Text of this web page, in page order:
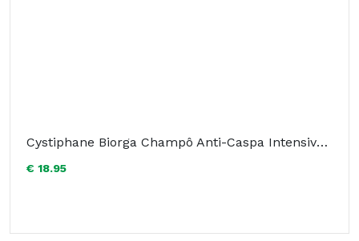
Cystiphane Biorga Champô Anti-Caspa Intensivo DS 200ml
€ 18.95